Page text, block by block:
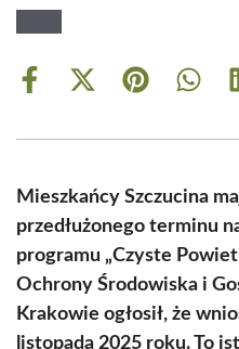
Share
Share
(Twitter)
Share Share
Mieszkańcy Szczucina
przedłużonego terminu
programu „Czyste
Ochrony Środowiska i
Krakowie ogłosił, że
listopada 2025 roku. To